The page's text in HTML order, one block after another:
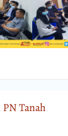
Tanah